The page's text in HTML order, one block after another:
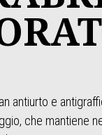
antiurto e
che mantiene